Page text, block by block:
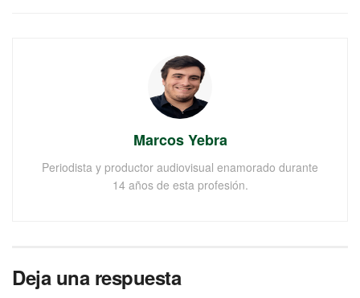
Marcos Yebra
Periodista y productor audiovisual enamorado durante
14 años de esta profesión.
Deja una respuesta